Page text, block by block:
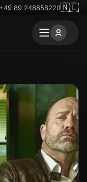
+49 89 248858220🇳🇱